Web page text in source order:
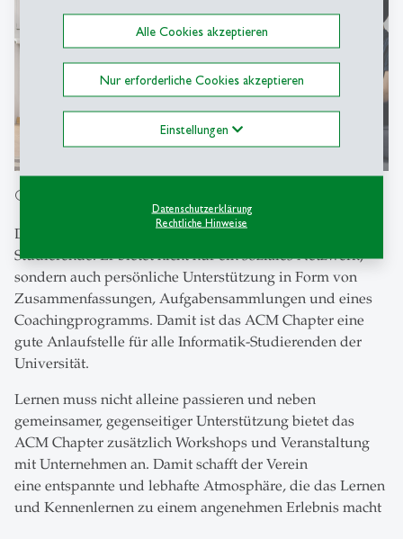
Alle Cookies akzeptieren
Nur erforderliche Cookies akzeptieren
Einstellungen
Datenschutzerklärung
Rechtliche Hinweise
Gegenseitige Unterstützung
Der Verein ist eine hervorragende Anlaufstelle für neue
Studierende. Er bietet nicht nur ein soziales Netzwerk,
sondern auch persönliche Unterstützung in Form von
Zusammenfassungen, Aufgabensammlungen und eines
Coachingprogramms. Damit ist das ACM Chapter eine
gute Anlaufstelle für alle Informatik-Studierenden der
Universität.
Lernen muss nicht alleine passieren und neben
gemeinsamer, gegenseitiger Unterstützung bietet das
ACM Chapter zusätzlich Workshops und Veranstaltung
mit Unternehmen an. Damit schafft der Verein
eine entspannte und lebhafte Atmosphäre, die das Lernen
und Kennenlernen zu einem angenehmen Erlebnis macht